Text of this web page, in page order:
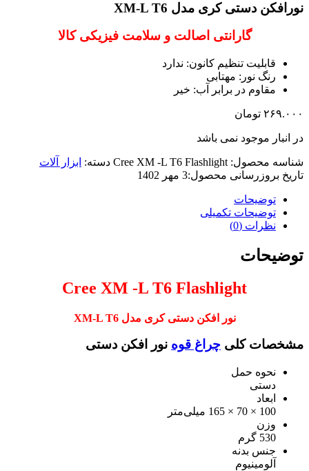
نورافکن دستی کری مدل XM-L T6
گارانتی اصالت و سلامت فیزیکی کالا
قابلیت تنظیم کانون: ندارد
رنگ نور: مهتابی
مقاوم در برابر آب: خیر
۲۶۹.۰۰۰ تومان
در انبار موجود نمی باشد
شناسه محصول: Cree XM -L T6 Flashlight دسته: ابزار آلات
تاریخ بروزرسانی محصول:3 مهر 1402
توضیحات
توضیحات تکمیلی
نظرات (0)
توضیحات
Cree XM -L T6 Flashlight
نور افکن دستی کری مدل XM-L T6
مشخصات کلی چراغ قوه نور افکن دستی
نحوه حمل
دستی
ابعاد
100 × 70 × 165 میلی‌متر
وزن
530 گرم
جنس بدنه
آلومینیوم